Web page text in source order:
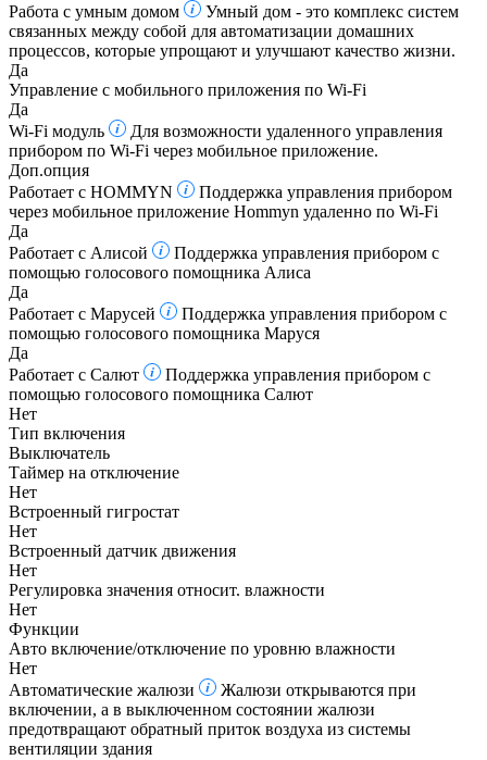
Работа с умным домом
Умный дом - это комплекс систем
связанных между собой для автоматизации домашних
процессов, которые упрощают и улучшают качество жизни.
Да
Управление c мобильного приложения по Wi-Fi
Да
Wi-Fi модуль
Для возможности удаленного управления
прибором по Wi-Fi через мобильное приложение.
Доп.опция
Работает с HOMMYN
Поддержка управления прибором
через мобильное приложение Hommyn удаленно по Wi-Fi
Да
Работает с Алисой
Поддержка управления прибором с
помощью голосового помощника Алиса
Да
Работает с Марусей
Поддержка управления прибором с
помощью голосового помощника Маруся
Да
Работает с Салют
Поддержка управления прибором с
помощью голосового помощника Салют
Нет
Тип включения
Выключатель
Таймер на отключение
Нет
Встроенный гигростат
Нет
Встроенный датчик движения
Нет
Регулировка значения относит. влажности
Нет
Функции
Авто включение/отключение по уровню влажности
Нет
Автоматические жалюзи
Жалюзи открываются при
включении, а в выключенном состоянии жалюзи
предотвращают обратный приток воздуха из системы
вентиляции здания